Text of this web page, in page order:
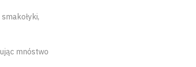
mnóstwo